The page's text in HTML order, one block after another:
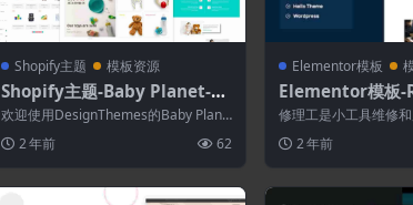
Shopify主题 模板资源
Shopify主题-Baby Planet-儿
童玩具和响应式Shopify主题
欢迎使用DesignThemes的Baby Plane
2 年前 62
Elementor模板
Elementor模板
小工具维修和服
模板套件
修理工是小工具维修
2 年前